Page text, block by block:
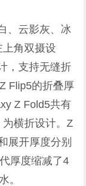
、云影灰、冰
角双摄设
，支持无缝折
Flip5的折叠厚
Z Fold5共有
横折设计。Z
展开厚度分别
厚度缩减了4
。